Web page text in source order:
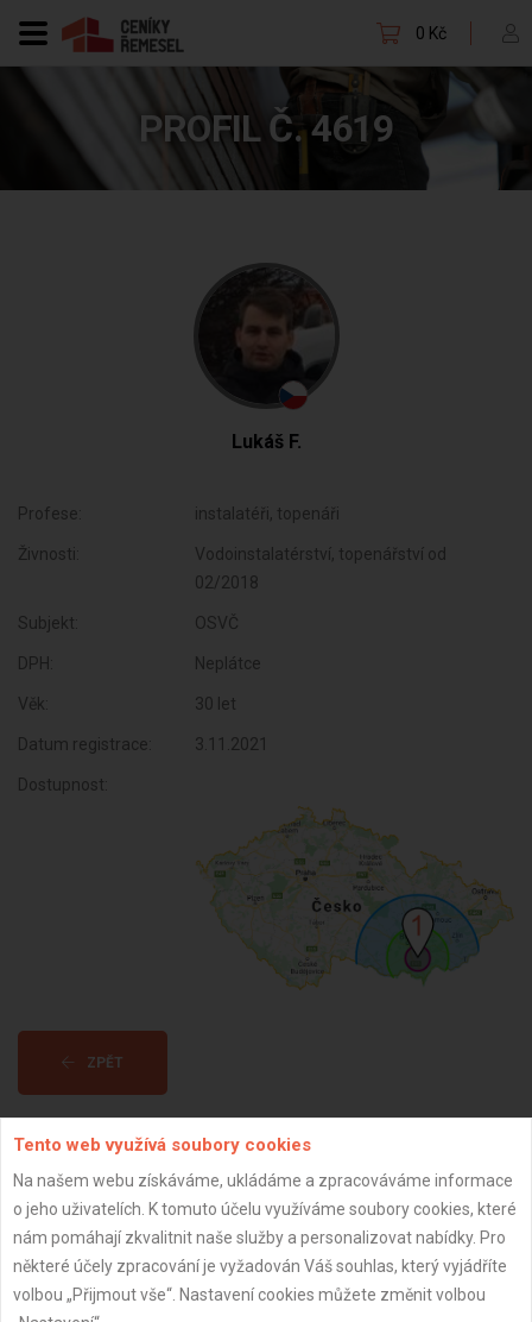
0 Kč
PROFIL Č. 4619
Lukáš F.
Profese: instalatéři, topenáři
Živnosti:
Vodoinstalatérství, topenářství od
02/2018
Subjekt: OSVČ
DPH: Neplátce
Věk: 30 let
Datum registrace: 3.11.2021
Dostupnost:
ZPĚT
Aktualizováno z portálu ARES dne 04.12.2025 02:30:02
Důležité informace
Tento web využívá soubory cookies
Na našem webu získáváme, ukládáme a zpracováváme informace
o jeho uživatelích. K tomuto účelu využíváme soubory cookies, které
nám pomáhají zkvalitnit naše služby a personalizovat nabídky. Pro
některé účely zpracování je vyžadován Váš souhlas, který vyjádříte
volbou „Přijmout vše“. Nastavení cookies můžete změnit volbou